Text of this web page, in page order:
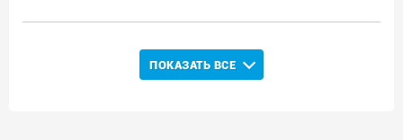
ПОКАЗАТЬ ВСЕ